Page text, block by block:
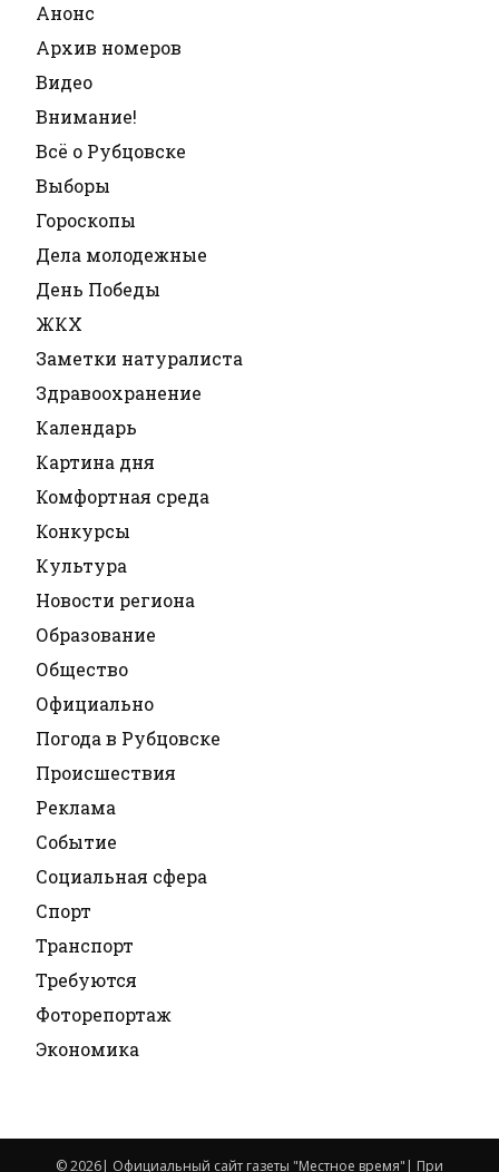
Анонс
Архив номеров
Видео
Внимание!
Всё о Рубцовске
Выборы
Гороскопы
Дела молодежные
День Победы
ЖКХ
Заметки натуралиста
Здравоохранение
Календарь
Картина дня
Комфортная среда
Конкурсы
Культура
Новости региона
Образование
Общество
Официально
Погода в Рубцовске
Происшествия
Реклама
Событие
Социальная сфера
Спорт
Транспорт
Требуются
Фоторепортаж
Экономика
© 2026| Официальный сайт газеты "Местное время"| При